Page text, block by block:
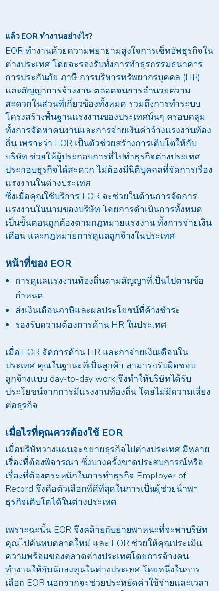
แล้ว EORทำงานอย่างไร?
EOR ทำงานด้วยความพยายามสูงใจการเซ็ทอัพธุรกิจใน
ต่างประเทศ โดยจะรองรับทั้งการทำธุรกรรมธนาคาร
การประกันภัย ภาษี การบริหารทรัพยากรบุคคล (HR)
และสัญญาการจ้างงาน ตลอดจนการอำนวยความ
สะดวกในส่วนที่เกี่ยวข้องทั้งหมด รวมถึงการทำระบบ
โครงสร้างพื้นฐานแรงงานของประเทศนั้นๆ ครอบคลุม
ทั้งการจัดหาคนงานและการจ่ายเงินค่าจ้างแรงงานท้อง
ถิ่น เพราะว่า EOR เป็นตัวช่วยสร้างการเติบโตให้กับ
บริษัท ช่วยให้ผู้ประกอบการที่ไปทำธุรกิจต่างประเทศ
ประกอบธุรกิจได้สะดวก ไม่ต้องมีนิติบุคคลที่จัดการเรื่อง
แรงงานในต่างประเทศ
ซึ่งเมื่อคุณใช้บริการ EOR จะช่วยในด้านการจัดการ
แรงงานในนามของบริษัท โดยการดำเนินการทั้งหมด
เป็นขั้นตอนถูกต้องตามกฎหมายแรงงาน ทั้งการจ่ายเงิน
เดือน และกฎหมายการดูแลลูกจ้างในประเทศ
หน้าที่ของ EOR
การดูแลแรงงานท้องถิ่นตามสัญญาที่เป็นไปตามข้อ
กำหนด
ส่งเงินเดือนภาษีและผลประโยชน์ที่ค้างชำระ
รองรับความต้องการด้าน HR ในประเทศ
เมื่อ EOR จัดการด้าน HR และกาจ่ายเงินเดือนใน
ประเทศ คุณในฐานะที่เป็นลูกค้า สามารถรับผิดชอบ
ลูกจ้างแบบ day-to-day work จึงทำให้บริษัทได้รับ
ประโยชน์จากการมีแรงงานท้องถิ่น โดยไม่มีความเสี่ยง
ต่อธุรกิจ
เมื่อไรที่คุณควรต้องใช้ EOR
เมื่อบริษัทวางแผนจะขยายธุรกิจไปต่างประเทศ มีหลาย
เรื่องที่ต้องพิจารณา ซึ่งบางครั้งขาดประสบการณ์หรือ
เรื่องที่ต้องตระหนักในการทำธุรกิจ Employer of
Record จึงคือตัวเลือกที่ดีที่สุดในการเป็นผู้ช่วยนำพา
ธุรกิจเติบโตได้ในต่างประเทศ
เพราะฉะนั้น EOR จึงคล้ายกับยายพาหนะที่จะพาบริษัท
คุณไปค้นพบตลาดใหม่ และ EOR ช่วยให้คุณประเมิน
ความพร้อมของตลาดต่างประเทศโดยการจ้างคน
ทำงานให้กับนักลงทุนในต่างประเทศ โดยหนึ่งในการ
เลือก EOR นอกจากจะช่วยประหยัดค่าใช้จ่ายและเวลา